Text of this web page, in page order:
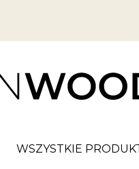
WSZYSTKIE